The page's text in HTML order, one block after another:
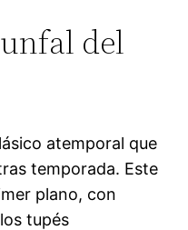
del
atemporal que
temporada. Este
plano, con
tupés